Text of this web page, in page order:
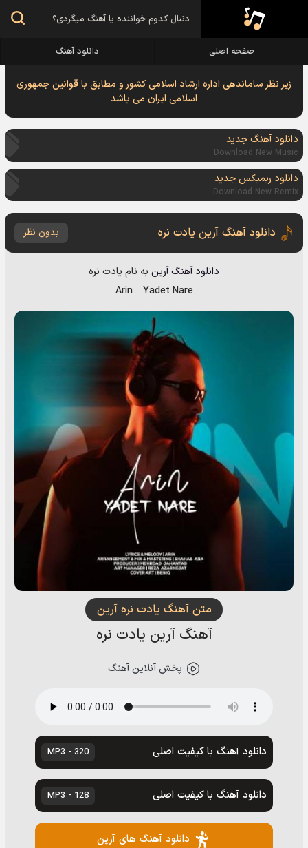
صفحه اصلی دانلود آهنگ
زیر نظر ساماندهی اداره ارشاد اسلامی کشور و مطابق با قوانین جمهوری
اسلامی ایران می باشد
دانلود آهنگ جدید
Download New Music
دانلود ریمیکس جدید
Download New Remix
دانلود آهنگ آرین یادت نره بدون نظر
دانلود آهنگآرین به نام یادت نره
Arin–Yadet Nare
متن آهنگ یادت نره آرین
آهنگ آرین یادت نره
پخش آنلاین آهنگ
دانلود آهنگ با کیفیت اصلی 320 - MP3
دانلود آهنگ با کیفیت اصلی 128 - MP3
دانلود آهنگ های آرین